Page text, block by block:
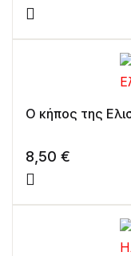
Ο κήπος της
8,50 €